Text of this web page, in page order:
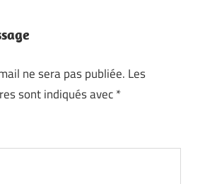
ne sera pas publiée. Les
sont indiqués avec*